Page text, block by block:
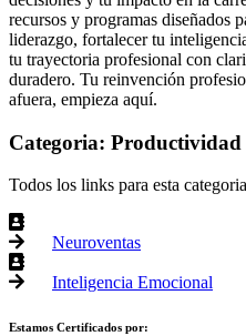
recursos y programas diseñados
liderazgo, fortalecer tu
tu trayectoria profesional con
duradero. Tu reinvención
afuera, empieza aquí.
Categoria:
Todos los links para esta categoria
Neuroventas
Inteligencia Emocional
Estamos Certificados por: